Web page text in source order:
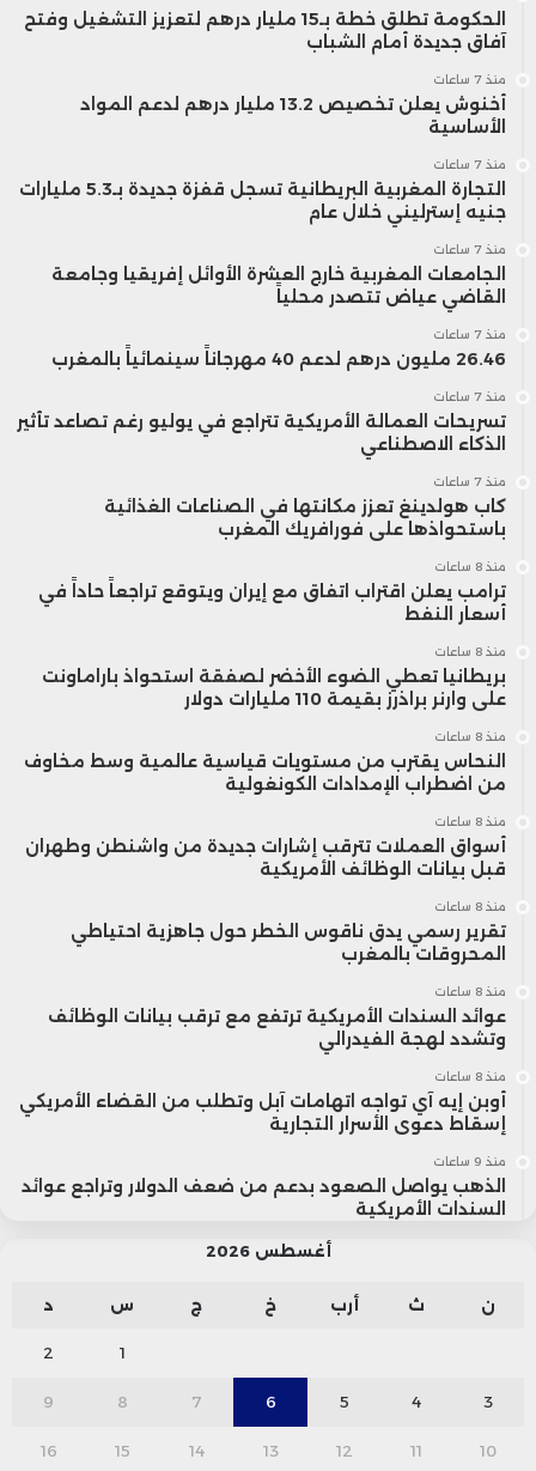
الحكومة تطلق خطة بـ15 مليار درهم لتعزيز التشغيل وفتح
آفاق جديدة أمام الشباب
منذ 7 ساعات
أخنوش يعلن تخصيص 13.2 مليار درهم لدعم المواد
الأساسية
منذ 7 ساعات
التجارة المغربية البريطانية تسجل قفزة جديدة بـ5.3 مليارات
جنيه إسترليني خلال عام
منذ 7 ساعات
الجامعات المغربية خارج العشرة الأوائل إفريقيا وجامعة
القاضي عياض تتصدر محلياً
منذ 7 ساعات
26.46 مليون درهم لدعم 40 مهرجاناً سينمائياً بالمغرب
منذ 7 ساعات
تسريحات العمالة الأمريكية تتراجع في يوليو رغم تصاعد تأثير
الذكاء الاصطناعي
منذ 7 ساعات
كاب هولدينغ تعزز مكانتها في الصناعات الغذائية
باستحواذها على فورافريك المغرب
منذ 8 ساعات
ترامب يعلن اقتراب اتفاق مع إيران ويتوقع تراجعاً حاداً في
أسعار النفط
منذ 8 ساعات
بريطانيا تعطي الضوء الأخضر لصفقة استحواذ باراماونت
على وارنر براذرز بقيمة 110 مليارات دولار
منذ 8 ساعات
النحاس يقترب من مستويات قياسية عالمية وسط مخاوف
من اضطراب الإمدادات الكونغولية
منذ 8 ساعات
أسواق العملات تترقب إشارات جديدة من واشنطن وطهران
قبل بيانات الوظائف الأمريكية
منذ 8 ساعات
تقرير رسمي يدق ناقوس الخطر حول جاهزية احتياطي
المحروقات بالمغرب
منذ 8 ساعات
عوائد السندات الأمريكية ترتفع مع ترقب بيانات الوظائف
وتشدد لهجة الفيدرالي
منذ 8 ساعات
أوبن إيه آي تواجه اتهامات آبل وتطلب من القضاء الأمريكي
إسقاط دعوى الأسرار التجارية
منذ 9 ساعات
الذهب يواصل الصعود بدعم من ضعف الدولار وتراجع عوائد
السندات الأمريكية
أغسطس 2026
ن ث أرب خ ج س د
1
2
3
4
5
6
7
8
9
10
11
12
13
14
15
16